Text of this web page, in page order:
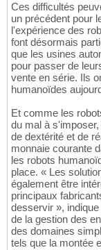
Ces difficultés
un précédent pour
l'expérience des
font désormais
que les usines
pour passer de
vente en série. Ils
humanoïdes
Et comme les
du mal à
de dextérité et de
monnaie courante
les robots
place. « Les
également être
principaux
desservir »,
de la gestion des
des domaines
tels que la montée